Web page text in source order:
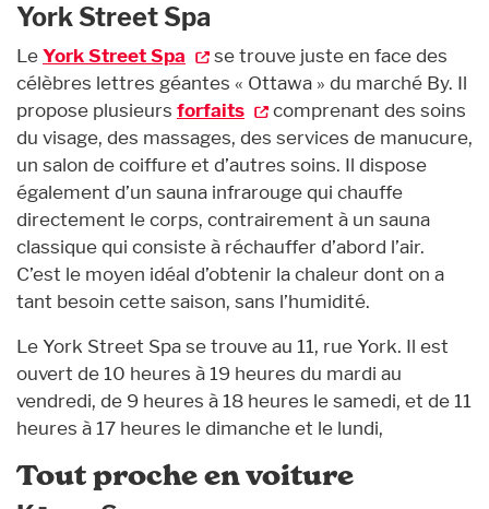
York Street Spa
LeYork Street Spa
se trouve juste en face des
célèbres lettres géantes « Ottawa » du marché By. Il
propose plusieurs forfaits
comprenant des soins
du visage, des massages, des services de manucure,
un salon de coiffure et d’autres soins. Il dispose
également d’un sauna infrarouge qui chauffe
directement le corps, contrairement à un sauna
classique qui consiste à réchauffer d’abord l’air.
C’est le moyen idéal d’obtenir la chaleur dont on a
tant besoin cette saison, sans l’humidité.
Le York Street Spa se trouve au 11, rue York. Il est
ouvert de 10 heures à 19 heures du mardi au
vendredi, de 9 heures à 18 heures le samedi, et de 11
heures à 17 heures le dimanche et le lundi,
Tout proche en voiture